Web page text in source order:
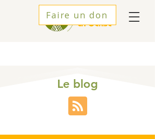
Faire un don
Le blog